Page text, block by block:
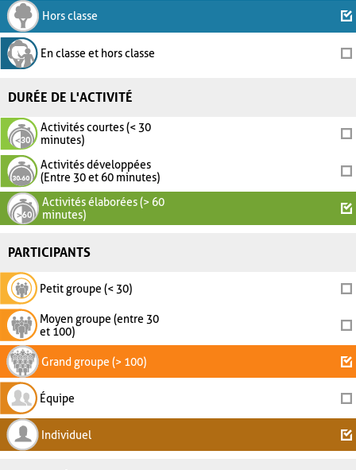
Hors classe
En classe et hors classe
DURÉE DE L'ACTIVITÉ
Activités courtes (< 30
minutes)
Activités développées
(Entre 30 et 60 minutes)
Activités élaborées (> 60
minutes)
PARTICIPANTS
Petit groupe (< 30)
Moyen groupe (entre 30
et 100)
Grand groupe (> 100)
Équipe
Individuel